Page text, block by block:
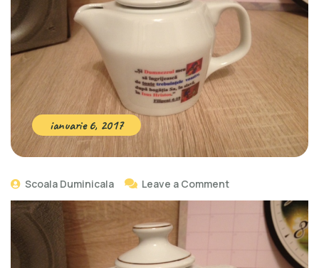
ianuarie 6, 2017
Scoala Duminicala Leave a Comment